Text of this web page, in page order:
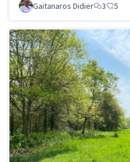
Gaïtanaros Didier
3 5